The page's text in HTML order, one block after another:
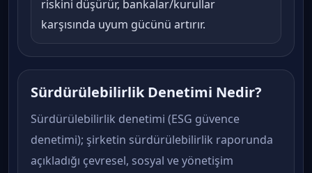
riskini düşürür, bankalar/kurullar
karşısında uyum gücünü artırır.
Sürdürülebilirlik Denetimi Nedir?
Sürdürülebilirlik denetimi (ESG güvence
denetimi); şirketin sürdürülebilirlik raporunda
açıkladığı çevresel, sosyal ve yönetişim